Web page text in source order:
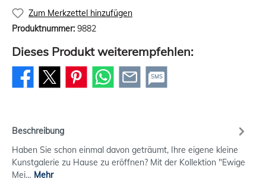
Zum Merkzettel hinzufügen
Produktnummer: 9882
Dieses Produkt weiterempfehlen:
SMS
Beschreibung
Haben Sie schon einmal davon geträumt, Ihre eigene kleine
Kunstgalerie zu Hause zu eröffnen? Mit der Kollektion "Ewige
Mei… Mehr